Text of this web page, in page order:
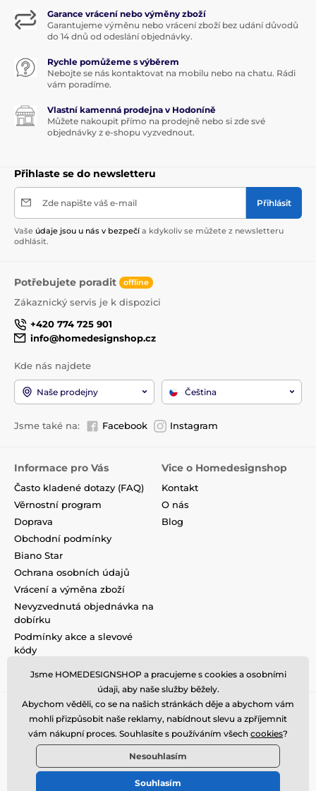
Garance vrácení nebo výměny zboží
Garantujeme výměnu nebo vrácení zboží bez udání důvodů
do 14 dnů od odeslání objednávky.
Rychle pomůžeme s výběrem
Nebojte se nás kontaktovat na mobilu nebo na chatu. Rádi
vám poradíme.
Vlastní kamenná prodejna v Hodoníně
Můžete nakoupit přímo na prodejně nebo si zde své
objednávky z e-shopu vyzvednout.
Přihlaste se do newsletteru
Zde napište váš e-mail Přihlásit
Vaše údaje jsou u nás v bezpečí a kdykoliv se můžete z newsletteru
odhlásit.
Potřebujete poradit offline
Zákaznický servis je k dispozici
+420 774 725 901
info@homedesignshop.cz
Kde nás najdete
Naše prodejny Čeština
Jsme také na: Facebook Instagram
Informace pro Vás
Často kladené dotazy (FAQ)
Věrnostní program
Doprava
Obchodní podmínky
Biano Star
Ochrana osobních údajů
Vrácení a výměna zboží
Nevyzvednutá objednávka na
dobírku
Podmínky akce a slevové
kódy
Vice o Homedesignshop
Kontakt
O nás
Blog
Jsme HOMEDESIGNSHOP a pracujeme s cookies a osobními
údaji, aby naše služby běžely.
Abychom věděli, co se na našich stránkách děje a abychom vám
mohli přizpůsobit naše reklamy, nabídnout slevu a zpříjemnit
vám nákupní proces. Souhlasíte s používáním všech cookies?
Nesouhlasím
Souhlasím